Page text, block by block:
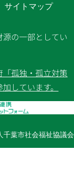
サイトマップ
の一部としてい
孤独・孤立対策
しています。
葉市社会福祉協議会